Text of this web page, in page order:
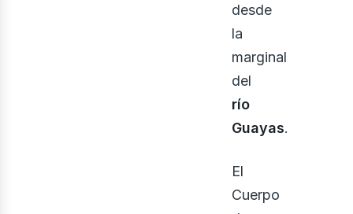
desde
la
marginal
del
río
Guayas.
El
Cuerpo